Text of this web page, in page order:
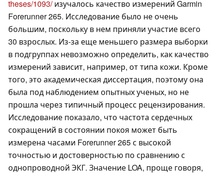
theses/1093/изучалось качество измерений Garmin
Forerunner 265. Исследование было не очень
большим, поскольку в нем приняли участие всего
30 взрослых. Из-за еще меньшего размера выборки
в подгруппах невозможно определить, как качество
измерений зависит, например, от типа кожи. Кроме
того, это академическая диссертация, поэтому она
была под наблюдением опытных ученых, но не
прошла через типичный процесс рецензирования.
Исследование показало, что частота сердечных
сокращений в состоянии покоя может быть
измерена часами Forerunner 265 с высокой
точностью и достоверностью по сравнению с
однопроводной ЭКГ. Значение LOA, проще говоря,